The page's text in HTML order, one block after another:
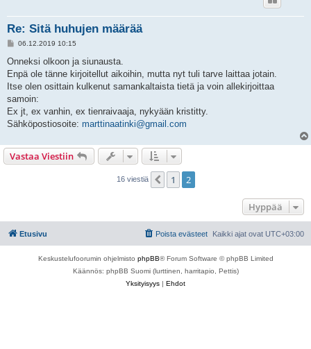
Re: Sitä huhujen määrää
V
e
t
i
06.12.2019 10:15
Onneksi olkoon ja siunausta.
Enpä ole tänne kirjoitellut aikoihin, mutta nyt tuli tarve laittaa jotain.
Itse olen osittain kulkenut samankaltaista tietä ja voin allekirjoittaa
samoin:
Ex jt, ex vanhin, ex tienraivaaja, nykyään kristitty.
Sähköpostiosoite: marttinaatinki@gmail.com
Vastaa Viestiin
16 viestiä Edellinen
1 2
Hyppää
Etusivu Kaikki ajat ovat UTC+03:00
Poista evästeet
Keskustelufoorumin ohjelmisto phpBB® Forum Software © phpBB Limited
Käännös: phpBB Suomi (lurttinen, harritapio, Pettis)
Yksityisyys | Ehdot